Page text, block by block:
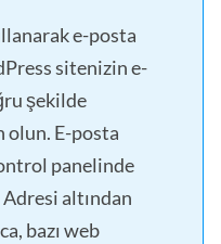
e-posta
sitenizin e-
şekilde
olun. E-posta
panelinde
altından
bazı web